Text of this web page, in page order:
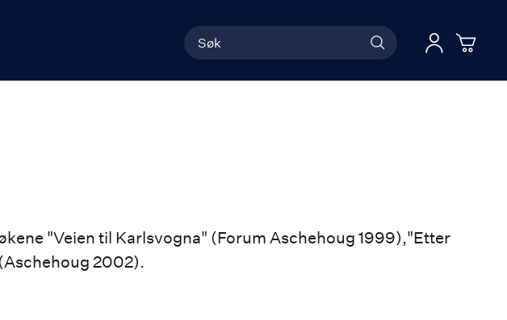
Søk Logg
"Veien til Karlsvogna" (Forum Aschehoug 1999),"Etter
2002).